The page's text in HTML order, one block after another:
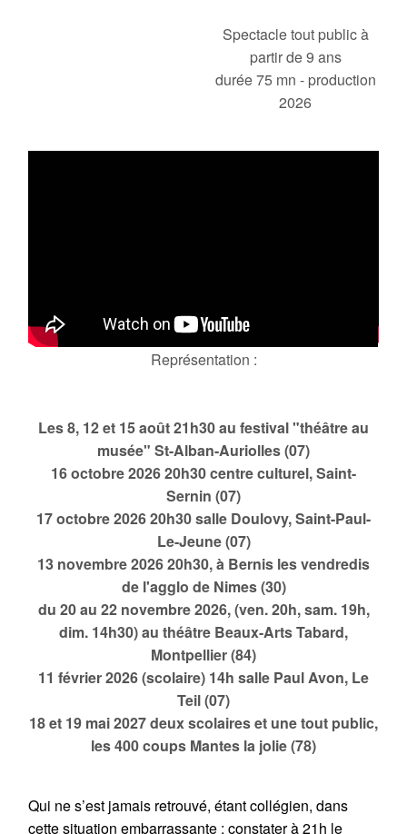
Spectacle tout public à
partir de 9 ans
durée 75 mn - production
2026
Représentation :
Les 8, 12 et 15 août 21h30 au festival "théâtre au
musée" St-Alban-Auriolles (07)
16 octobre 2026 20h30 centre culturel, Saint-
Sernin (07)
17 octobre 2026 20h30 salle Doulovy, Saint-Paul-
Le-Jeune (07)
13 novembre 2026 20h30, à Bernis les vendredis
de l'agglo de Nimes (30)
du 20 au 22 novembre 2026, (ven. 20h, sam. 19h,
dim. 14h30) au théâtre Beaux-Arts Tabard,
Montpellier (84)
11 février 2026 (scolaire) 14h salle Paul Avon, Le
Teil (07)
18 et 19 mai 2027 deux scolaires et une tout public,
les 400 coups Mantes la jolie (78)
Qui ne s’est jamais retrouvé, étant collégien, dans
cette situation embarrassante : constater à 21h le